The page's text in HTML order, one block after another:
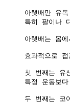
아랫배만 유
특히 팔이나
아랫배는 몸
효과적으로
첫 번째는 유
특정 운동보
두 번째는 코